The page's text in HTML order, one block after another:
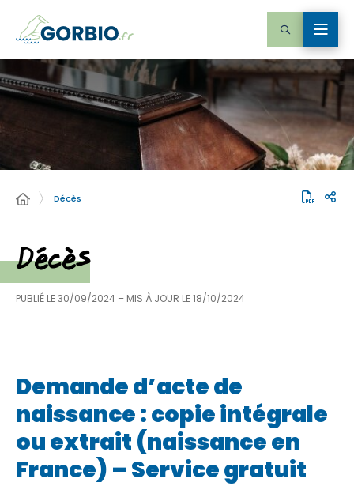
Décès
Décès
PUBLIÉ LE30/09/2024 – MIS À JOUR LE18/10/2024
Demande d’acte de
naissance : copie intégrale
ou extrait (naissance en
France) – Service gratuit